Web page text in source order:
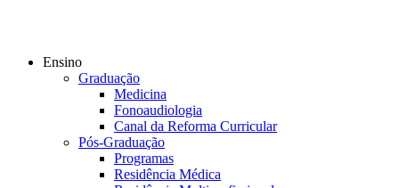
Ensino
Graduação
Medicina
Fonoaudiologia
Canal da Reforma Curricular
Pós-Graduação
Programas
Residência Médica